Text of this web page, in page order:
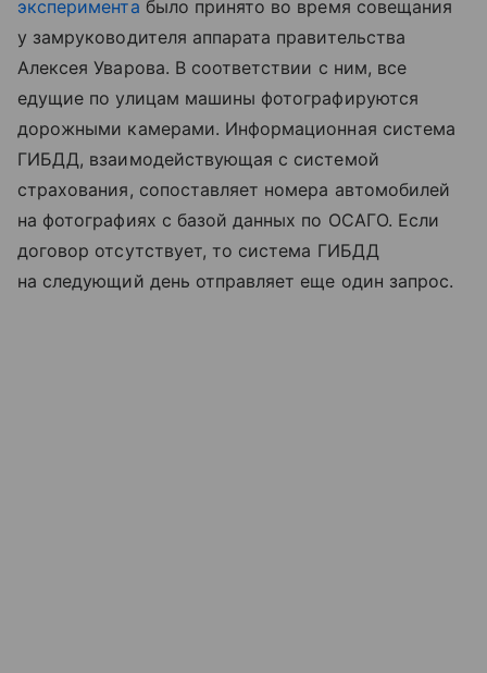
эксперимента было принято во время совещания
у замруководителя аппарата правительства
Алексея Уварова. В соответствии с ним, все
едущие по улицам машины фотографируются
дорожными камерами. Информационная система
ГИБДД, взаимодействующая с системой
страхования, сопоставляет номера автомобилей
на фотографиях с базой данных по ОСАГО. Если
договор отсутствует, то система ГИБДД
на следующий день отправляет еще один запрос.